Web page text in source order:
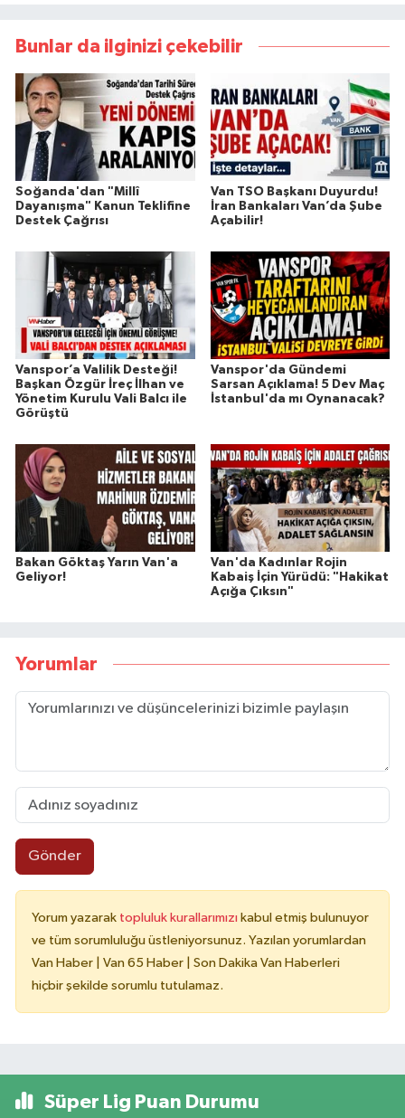
Bunlar da ilginizi çekebilir
Soğanda'dan "Millî
Dayanışma" Kanun Teklifine
Destek Çağrısı
Van TSO Başkanı Duyurdu!
İran Bankaları Van’da Şube
Açabilir!
Vanspor’a Valilik Desteği!
Başkan Özgür İreç İlhan ve
Yönetim Kurulu Vali Balcı ile
Görüştü
Vanspor'da Gündemi
Sarsan Açıklama! 5 Dev Maç
İstanbul'da mı Oynanacak?
Bakan Göktaş Yarın Van'a
Geliyor!
Van'da Kadınlar Rojin
Kabaiş İçin Yürüdü: "Hakikat
Açığa Çıksın"
Yorumlar
Gönder
Yorum yazarak topluluk kurallarımızı kabul etmiş bulunuyor
ve tüm sorumluluğu üstleniyorsunuz. Yazılan yorumlardan
Van Haber | Van 65 Haber | Son Dakika Van Haberleri
hiçbir şekilde sorumlu tutulamaz.
Süper Lig Puan Durumu